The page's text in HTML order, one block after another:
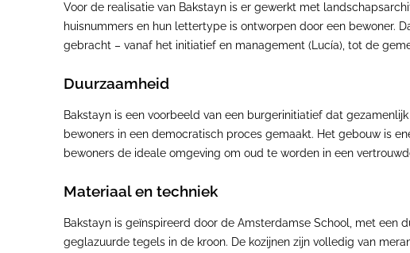
Voor de realisatie van Bakstayn is er gewerkt met
huisnummers en hun lettertype is ontworpen door een bewoner.
gebracht – vanaf het initiatief en management (Lucía), tot de
Duurzaamheid
Bakstayn is een voorbeeld van een burgerinitiatief dat
bewoners in een democratisch proces gemaakt. Het gebouw is
bewoners de ideale omgeving om oud te worden in een
Materiaal en techniek
Bakstayn is geïnspireerd door de Amsterdamse School, met
geglazuurde tegels in de kroon. De kozijnen zijn volledig van